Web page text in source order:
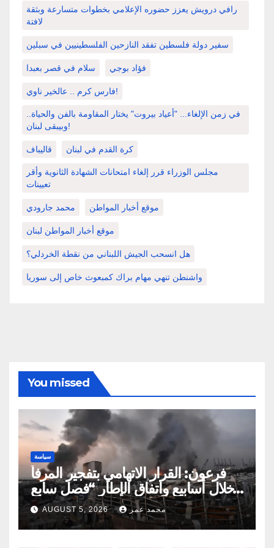
رافي درويش يعزز حضوره الإعلامي بخطوات متسارعة وبثقة
لافتة
سفير دولة فلسطين تفقد النازحين الفلسطينيين في سبلين
سلام في قصر بعبدا فؤاد بوجي
فارس كرم .. عالخير ناوي!
في زمن الإلغاء... "أعياد بيروت" يختار المقاومة بالفن والحياة..
وبيبقى لبنان!
قاليباف كرة القدم في لبنان
مجلس الوزراء قرر إلغاء امتحانات الشهادة الثانوية وأقر
تعيينات
محمد جارودي موقع أخبار المواطن
موقع أخبار المواطن لبنان
هل انسحب الجيش اللبناني من نقطة الخردلي؟
واشنطن تنهي مهام براك كمبعوث خاص إلى سوريا
You missed
سياسة
فرعون: القرار الاتهامي بتفجير المرفأ
خلال أسابيع واتفاق الإطار “فصل سابع
ونصف”
AUGUST 5, 2026 محمد عمر